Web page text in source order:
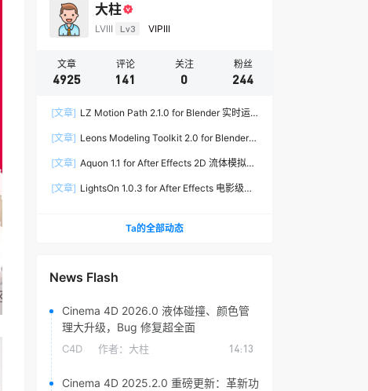
大柱
LVIII Lv3 VIPIII
文章
4925
评论
141
关注
0
粉丝
244
[文章] LZ Motion Path 2.1.0 for Blender 实时运
[文章] Leons Modeling Toolkit 2.0 for Blender
[文章] Aquon 1.1 for After Effects 2D 流体模拟插
[文章] LightsOn 1.0.3 for After Effects 电影级镜
Ta的全部动态
News Flash
Cinema 4D 2026.0 液体碰撞、颜色管
理大升级，Bug 修复超全面
C4D 作者： 大柱 14:13
Cinema 4D 2025.2.0 重磅更新：革新功